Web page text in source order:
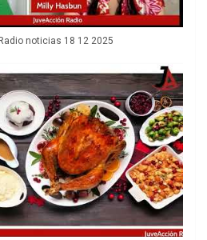
noticias 18 12 2025